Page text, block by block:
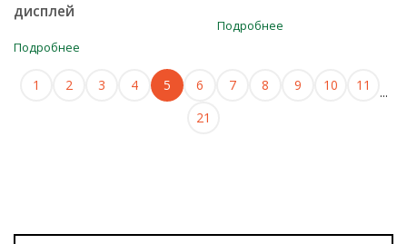
дисплей
Подробнее
Подробнее
1 2 3 4 5 6 7 8 9 10 11
...
21